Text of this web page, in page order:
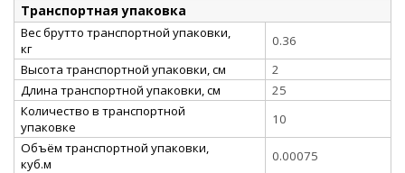
Транспортная упаковка
Вес брутто транспортной упаковки,
кг
0.36
Высота транспортной упаковки, см
2
Длина транспортной упаковки, см
25
Количество в транспортной
упаковке
10
Объём транспортной упаковки,
куб.м
0.00075